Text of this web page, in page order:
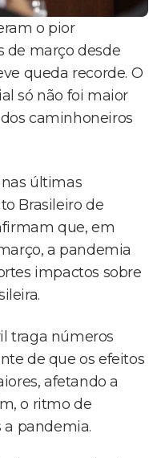
o pior
de março desde
queda recorde. O
só não foi maior
caminhoneiros
últimas
Brasileiro de
que, em
a pandemia
impactos sobre
traga números
de que os efeitos
afetando a
o ritmo de
pandemia.